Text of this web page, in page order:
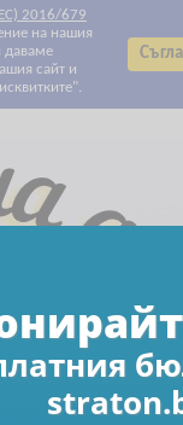
2016/679
на нашия
даваме
сайт и
от царя